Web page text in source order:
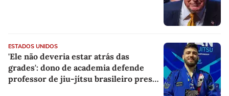
ESTADOS UNIDOS
'Ele não deveria estar atrás das
grades': dono de academia defende
professor de jiu-jítsu brasileiro preso